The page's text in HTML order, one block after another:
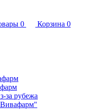
0 Корзина 0
за рубежа